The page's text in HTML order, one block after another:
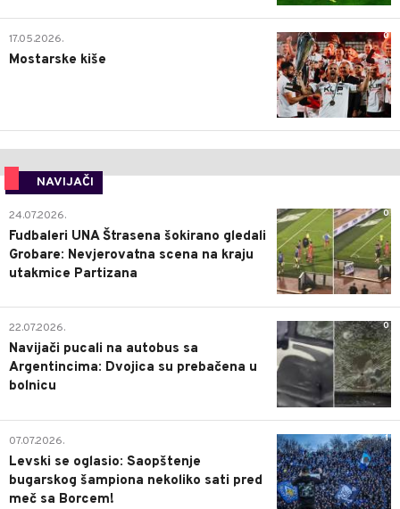
0
17.05.2026.
Mostarske kiše
NAVIJAČI
0
24.07.2026.
Fudbaleri UNA Štrasena šokirano gledali
Grobare: Nevjerovatna scena na kraju
utakmice Partizana
0
22.07.2026.
Navijači pucali na autobus sa
Argentincima: Dvojica su prebačena u
bolnicu
1
07.07.2026.
Levski se oglasio: Saopštenje
bugarskog šampiona nekoliko sati pred
meč sa Borcem!